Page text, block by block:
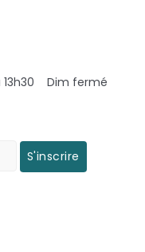
13h30 Dim fermé
S'inscrire